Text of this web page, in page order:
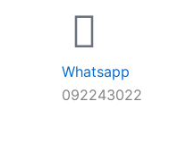
Whatsapp
092243022